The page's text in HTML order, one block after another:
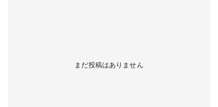
まだ投稿はありません